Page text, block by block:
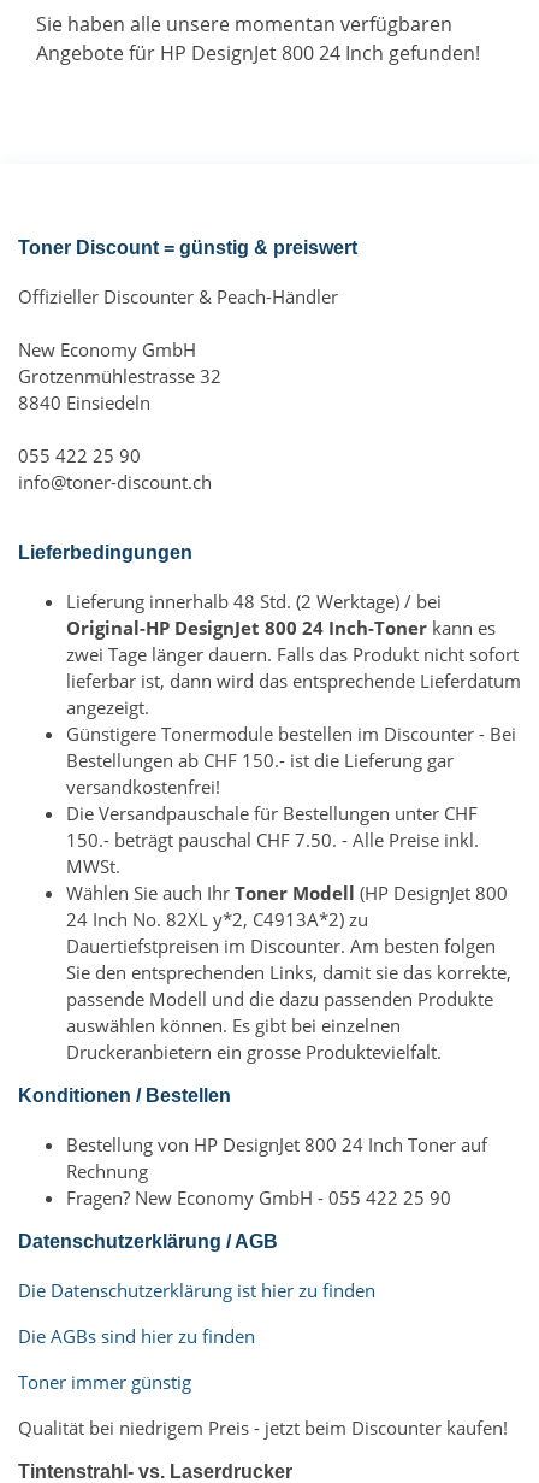
Sie haben alle unsere momentan verfügbaren
Angebote für HP DesignJet 800 24 Inch gefunden!
Toner Discount = günstig & preiswert
Offizieller Discounter & Peach-Händler
New Economy GmbH
Grotzenmühlestrasse 32
8840 Einsiedeln
055 422 25 90
info@toner-discount.ch
Lieferbedingungen
Lieferung innerhalb 48 Std. (2 Werktage) / bei
Original-HP DesignJet 800 24 Inch-Toner kann es
zwei Tage länger dauern. Falls das Produkt nicht sofort
lieferbar ist, dann wird das entsprechende Lieferdatum
angezeigt.
Günstigere Tonermodule bestellen im Discounter - Bei
Bestellungen ab CHF 150.- ist die Lieferung gar
versandkostenfrei!
Die Versandpauschale für Bestellungen unter CHF
150.- beträgt pauschal CHF 7.50. - Alle Preise inkl.
MWSt.
Wählen Sie auch Ihr Toner Modell (HP DesignJet 800
24 Inch No. 82XL y*2, C4913A*2) zu
Dauertiefstpreisen im Discounter. Am besten folgen
Sie den entsprechenden Links, damit sie das korrekte,
passende Modell und die dazu passenden Produkte
auswählen können. Es gibt bei einzelnen
Druckeranbietern ein grosse Produktevielfalt.
Konditionen / Bestellen
Bestellung von HP DesignJet 800 24 Inch Toner auf
Rechnung
Fragen? New Economy GmbH - 055 422 25 90
Datenschutzerklärung / AGB
Die Datenschutzerklärung ist hier zu finden
Die AGBs sind hier zu finden
Toner immer günstig
Qualität bei niedrigem Preis - jetzt beim Discounter kaufen!
Tintenstrahl- vs. Laserdrucker